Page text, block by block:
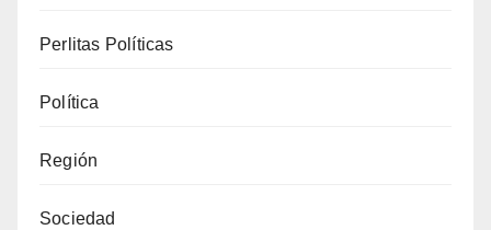
Perlitas Políticas
Política
Región
Sociedad